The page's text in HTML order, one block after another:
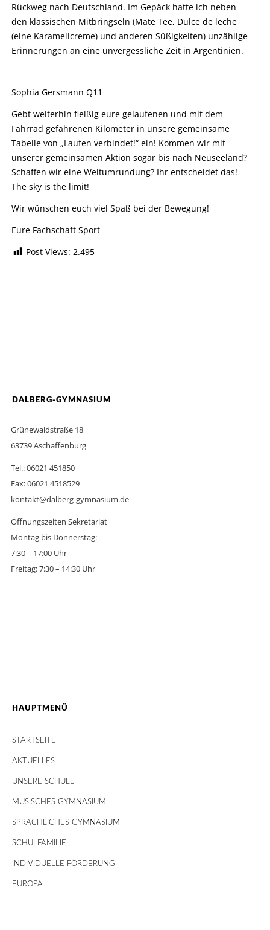
Rückweg nach Deutschland. Im Gepäck hatte ich neben
den klassischen Mitbringseln (Mate Tee, Dulce de leche
(eine Karamellcreme) und anderen Süßigkeiten) unzählige
Erinnerungen an eine unvergessliche Zeit in Argentinien.
Sophia Gersmann Q11
Gebt weiterhin fleißig eure gelaufenen und mit dem
Fahrrad gefahrenen Kilometer in unsere gemeinsame
Tabelle von „Laufen verbindet!“ ein! Kommen wir mit
unserer gemeinsamen Aktion sogar bis nach Neuseeland?
Schaffen wir eine Weltumrundung? Ihr entscheidet das!
The sky is the limit!
Wir wünschen euch viel Spaß bei der Bewegung!
Eure Fachschaft Sport
Post Views: 2.495
DALBERG-GYMNASIUM
Grünewaldstraße 18
63739 Aschaffenburg
Tel.: 06021 451850
Fax: 06021 4518529
kontakt@dalberg-gymnasium.de
Öffnungszeiten Sekretariat
Montag bis Donnerstag:
7:30 – 17:00 Uhr
Freitag: 7:30 – 14:30 Uhr
HAUPTMENÜ
STARTSEITE
AKTUELLES
UNSERE SCHULE
MUSISCHES GYMNASIUM
SPRACHLICHES GYMNASIUM
SCHULFAMILIE
INDIVIDUELLE FÖRDERUNG
EUROPA